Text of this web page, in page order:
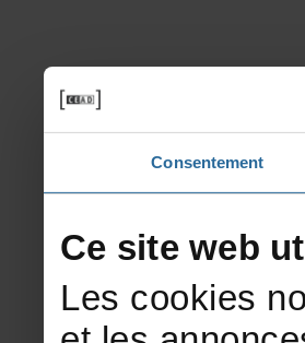
Consentement